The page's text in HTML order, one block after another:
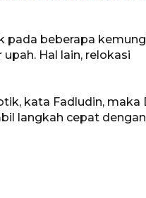
pada beberapa
Hal lain, relokasi
kata Fadludin, maka
langkah cepat dengan